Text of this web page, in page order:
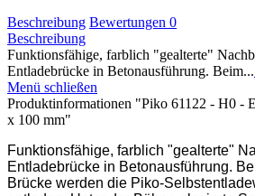
Beschreibung Bewertungen 0
Beschreibung
Funktionsfähige, farblich "gealterte"
Entladebrücke in Betonausführung. Beim...
Menü schließen
Produktinformationen "Piko 61122 - H0 -
x 100 mm"
Funktionsfähige, farblich "gealterte"
Entladebrücke in Betonausführung.
Brücke werden die Piko-